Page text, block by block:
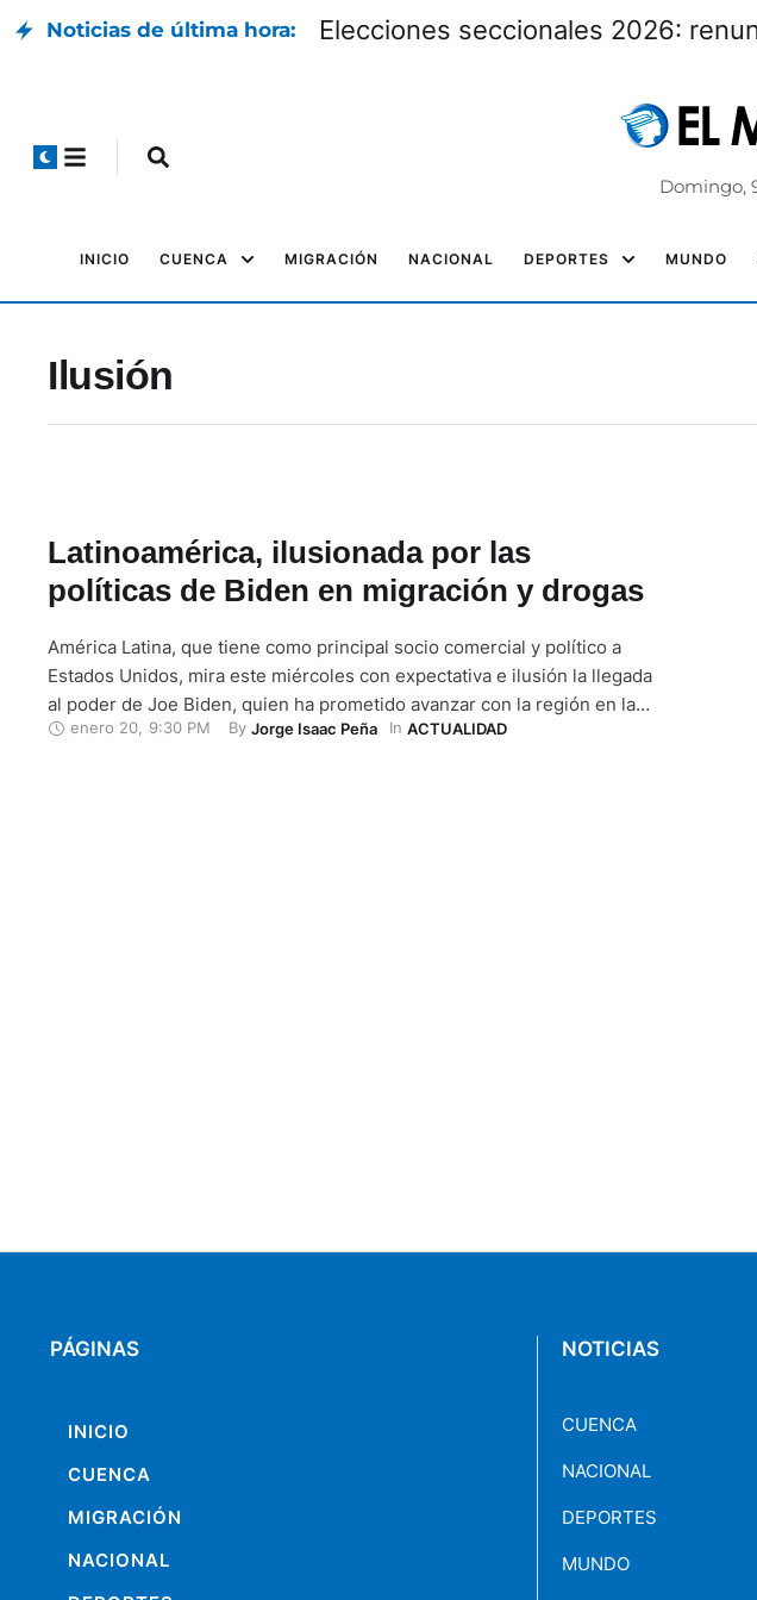
Noticias de última hora: Elecciones seccionales 2026:
Domingo,
INICIO CUENCA MIGRACIÓN NACIONAL DEPORTES MUNDO
Ilusión
Latinoamérica, ilusionada por las
políticas de Biden en migración y drogas
América Latina, que tiene como principal socio comercial y político a
Estados Unidos, mira este miércoles con expectativa e ilusión la llegada
al poder de Joe Biden, quien ha prometido avanzar con la región en la
solución de viejos problemas como son la migración ilegal y el
enero 20 9:30 PM By Jorge Isaac Peña In ACTUALIDAD
PÁGINAS
INICIO
CUENCA
MIGRACIÓN
NACIONAL
NOTICIAS
CUENCA
NACIONAL
DEPORTES
MUNDO